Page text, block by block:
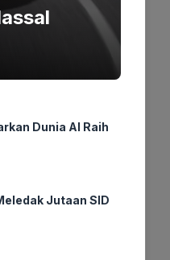
Dunia AI Raih
Jutaan SID